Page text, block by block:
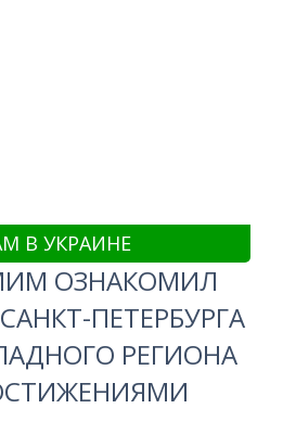
В УКРАИНЕ
ОЗНАКОМИЛ
ПЕТЕРБУРГА
РЕГИОНА